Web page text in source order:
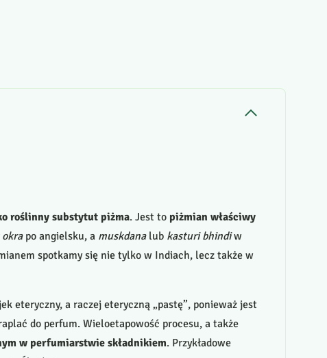
roślinny substytut piżma. Jest to piżmian właściwy
po angielsku, a muskdanalub kasturi bhindiw
spotkamy się nie tylko w Indiach, lecz także w
eteryczny, a raczej eteryczną „pastę”, ponieważ jest
do perfum. Wieloetapowość procesu, a także
w perfumiarstwie składnikiem. Przykładowe